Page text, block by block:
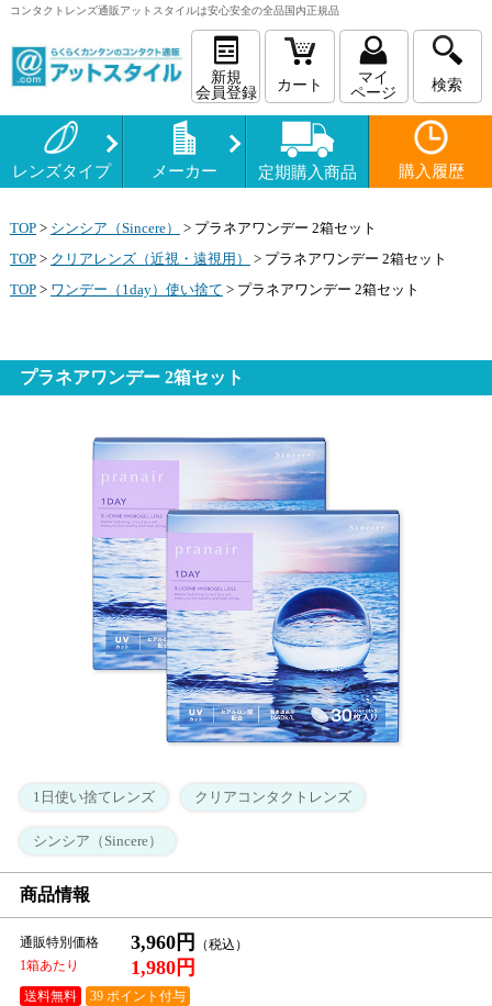
コンタクトレンズ通販アットスタイルは安心安全の全品国内正規品
新規
会員登録
カート
マイ
ページ
検索
レンズタイプ メーカー 定期購入商品 購入履歴
TOP> シンシア（Sincere） > プラネアワンデー 2箱セット
TOP> クリアレンズ（近視・遠視用） > プラネアワンデー 2箱セット
TOP> ワンデー（1day）使い捨て > プラネアワンデー 2箱セット
プラネアワンデー 2箱セット
1日使い捨てレンズ クリアコンタクトレンズ
シンシア（Sincere）
商品情報
通販特別価格 3,960円
1箱あたり 1,980円
送料無料 39 ポイント付与